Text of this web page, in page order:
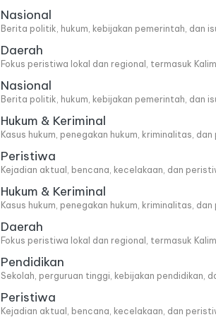
Nasional
Berita politik, hukum, kebijakan pemerintah, dan
Daerah
Fokus peristiwa lokal dan regional, termasuk
Nasional
Berita politik, hukum, kebijakan pemerintah, dan
Hukum & Keriminal
Kasus hukum, penegakan hukum, kriminalitas,
Peristiwa
Kejadian aktual, bencana, kecelakaan, dan
Hukum & Keriminal
Kasus hukum, penegakan hukum, kriminalitas,
Daerah
Fokus peristiwa lokal dan regional, termasuk
Pendidikan
Sekolah, perguruan tinggi, kebijakan pendidikan,
Peristiwa
Kejadian aktual, bencana, kecelakaan, dan